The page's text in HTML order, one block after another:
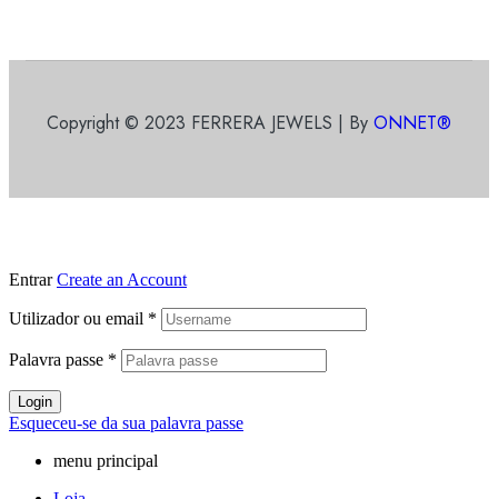
Copyright © 2023 FERRERA JEWELS | By ONNET®
Entrar Create an Account
Utilizador ou email *
Palavra passe *
Login
Esqueceu-se da sua palavra passe
menu principal